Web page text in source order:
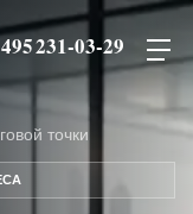
231-03-29
точки